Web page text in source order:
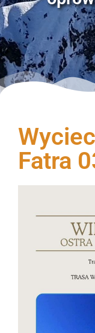
Fatra